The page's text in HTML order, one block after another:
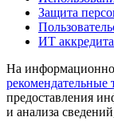
Защита
ИТ
На
рекомендательные
предоставления
и анализа